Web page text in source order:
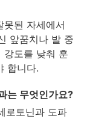
못된 자세에서
앞꿈치나 발 중
강도를 낮춰 훈
합니다.
는 무엇인가요?
로토닌과 도파